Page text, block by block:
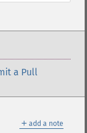
a Pull
＋ add a note